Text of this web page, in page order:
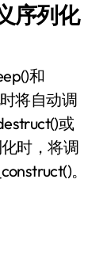
序列化
和
将自动调
或
时，将调
。